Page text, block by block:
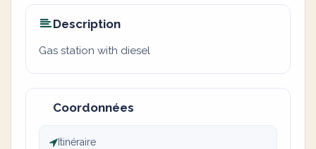
Description
Gas station with diesel
Coordonnées
Itinéraire